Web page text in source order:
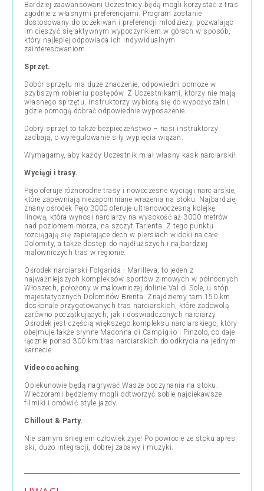
Bardziej zaawansowani Uczestnicy będą mogli korzystać z tras
zgodnie z własnymi preferencjami. Program zostanie
dostosowany do oczekiwań i preferencji młodzieży, pozwalając
im cieszyć się aktywnym wypoczynkiem w górach w sposób,
który najlepiej odpowiada ich indywidualnym
zainteresowaniom.
Sprzęt.
Dobór sprzętu ma duże znaczenie, odpowiedni pomoże w
szybszym robieniu postępów. Z Uczestnikami, którzy nie mają
własnego sprzętu, instruktorzy wybiorą się do wypożyczalni,
gdzie pomogą dobrać odpowiednie wyposażenie.
Dobry sprzęt to także bezpieczeństwo – nasi instruktorzy
zadbają, o wyregulowanie siły wypięcia wiązań.
Wymagamy, aby każdy Uczestnik miał własny kask narciarski!
Wyciągi i trasy.
Pejo oferuje różnorodne trasy i nowoczesne wyciągi narciarskie,
które zapewniają niezapomniane wrażenia na stoku. Najbardziej
znany ośrodek Pejo 3000 oferuje ultranowoczesną kolejkę
linową, która wynosi narciarzy na wysokość aż 3000 metrów
nad poziomem morza, na szczyt Tarlenta. Z tego punktu
rozciągają się zapierające dech w piersiach widoki na całe
Dolomity, a także dostęp do najdłuższych i najbardziej
malowniczych tras w regionie.
Ośrodek narciarski Folgarida - Marilleva, to jeden z
najważniejszych kompleksów sportów zimowych w północnych
Włoszech, położony w malowniczej dolinie Val di Sole, u stóp
majestatycznych Dolomitów Brenta. Znajdziemy tam 150 km
doskonale przygotowanych tras narciarskich, które zadowolą
zarówno początkujących, jak i doświadczonych narciarzy.
Ośrodek jest częścią większego kompleksu narciarskiego, który
obejmuje także słynne Madonna di Campiglio i Pinzolo, co daje
łącznie ponad 300 km tras narciarskich do odkrycia na jednym
karnecie.
Videocoaching.
Opiekunowie będą nagrywać Wasze poczynania na stoku.
Wieczorami będziemy mogli odtworzyć sobie najciekawsze
filmiki i omówić style jazdy.
Chillout & Party.
Nie samym śniegiem człowiek żyje! Po powrocie ze stoku apres
ski, dużo integracji, dobrej zabawy i muzyki.